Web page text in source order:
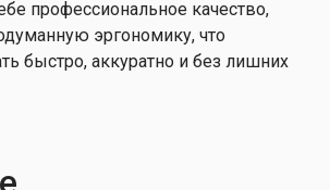
профессиональное качество,
эргономику, что
быстро, аккуратно и без лишних